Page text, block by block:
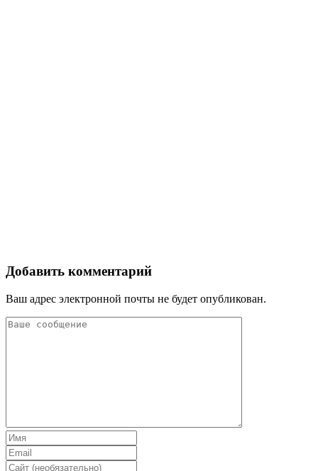
Добавить комментарий
Ваш адрес электронной почты не будет опубликован.